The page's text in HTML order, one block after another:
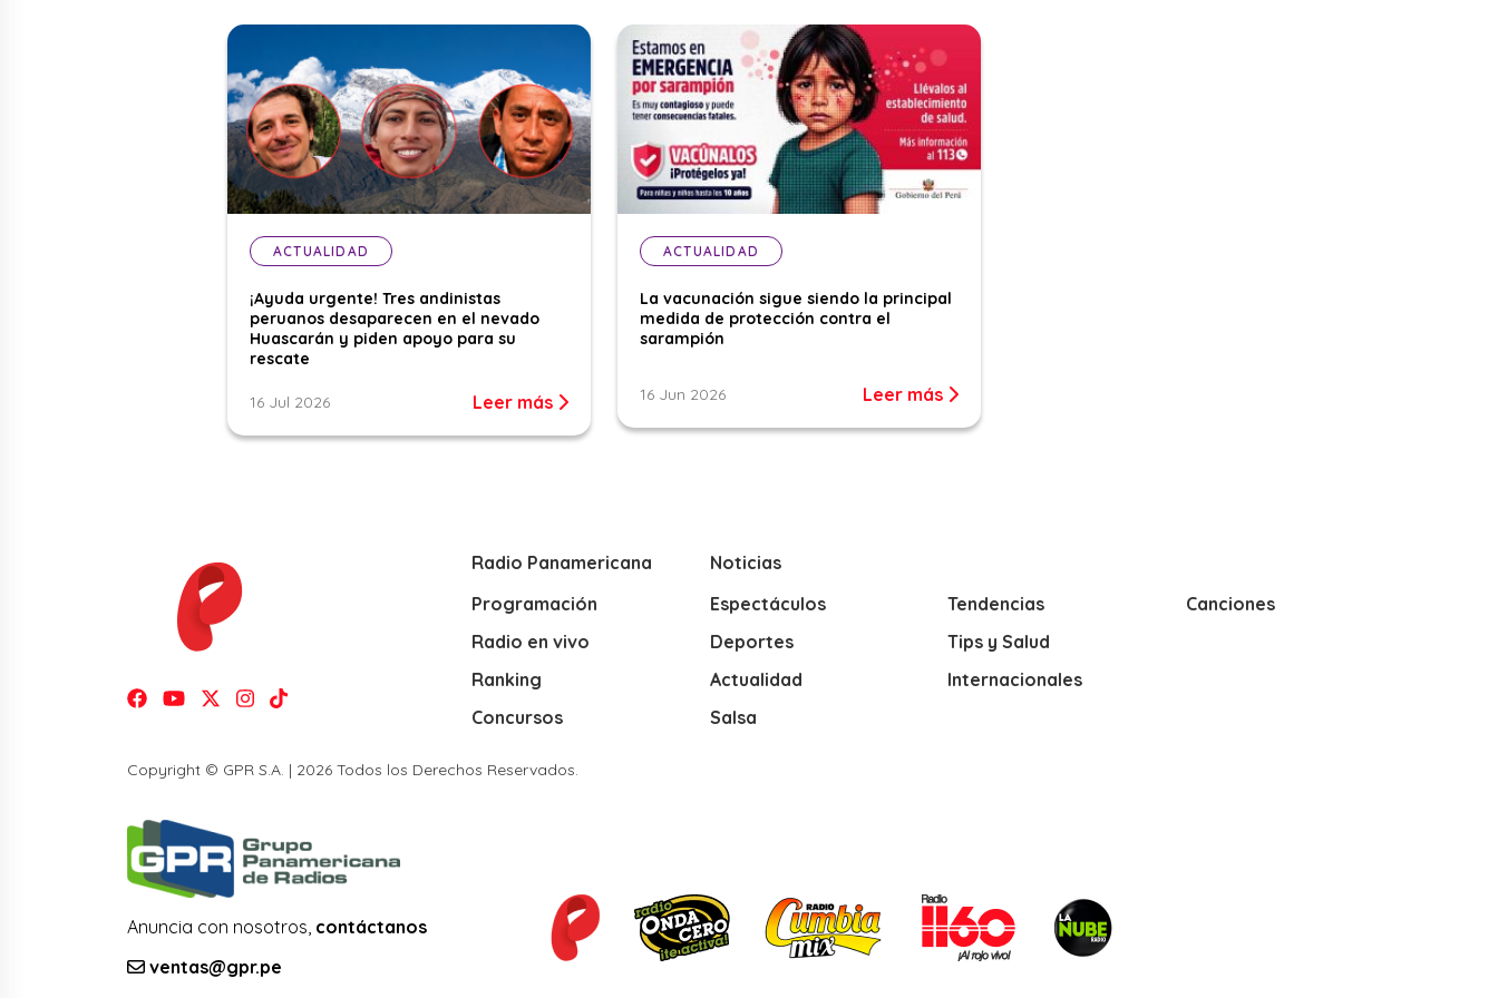
ACTUALIDAD
¡Ayuda urgente! Tres andinistas
peruanos desaparecen en el nevado
Huascarán y piden apoyo para su
rescate
16 Jul 2026 Leer más
ACTUALIDAD
La vacunación sigue siendo la principal
medida de protección contra el
sarampión
16 Jun 2026 Leer más
Radio Panamericana
Programación
Radio en vivo
Ranking
Concursos
Noticias
Espectáculos
Deportes
Actualidad
Salsa
Tendencias
Tips y Salud
Internacionales
Canciones
Copyright © GPR S.A. | 2026 Todos los Derechos Reservados.
Anuncia con nosotros, contáctanos
ventas@gpr.pe